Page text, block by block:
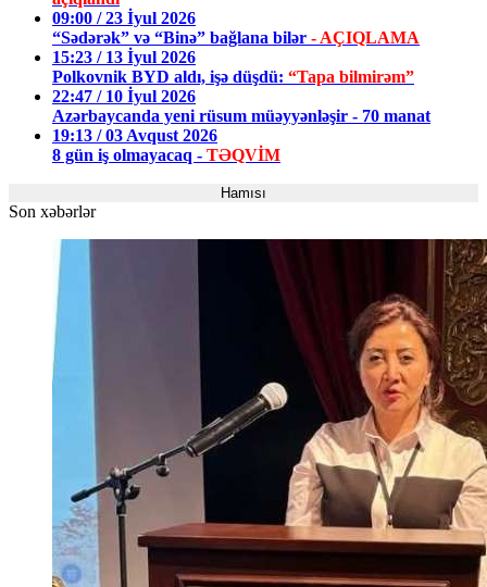
09:00 / 23 İyul 2026
“Sədərək” və “Binə” bağlana bilər - AÇIQLAMA
15:23 / 13 İyul 2026
Polkovnik BYD aldı, işə düşdü: “Tapa bilmirəm”
22:47 / 10 İyul 2026
Azərbaycanda yeni rüsum müəyyənləşir - 70 manat
19:13 / 03 Avqust 2026
8 gün iş olmayacaq - TƏQVİM
Hamısı
Son xəbərlər